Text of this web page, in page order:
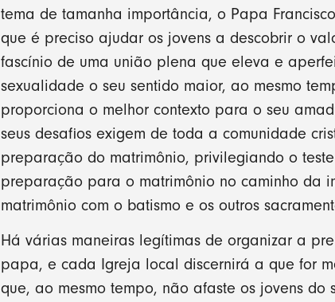
tema de tamanha importância, o Papa
que é preciso ajudar os jovens a descobrir o
fascínio de uma união plena que eleva e
sexualidade o seu sentido maior, ao mesmo
proporciona o melhor contexto para o seu
seus desafios exigem de toda a comunidade
preparação do matrimônio, privilegiando o
preparação para o matrimônio no caminho da
matrimônio com o batismo e os outros
Há várias maneiras legítimas de organizar a
papa, e cada Igreja local discernirá a que for
que, ao mesmo tempo, não afaste os jovens